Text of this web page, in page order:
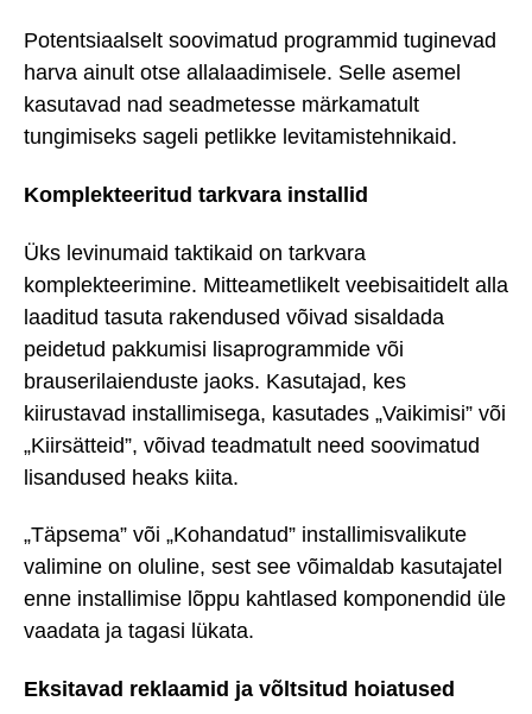
Potentsiaalselt soovimatud programmid tuginevad
harva ainult otse allalaadimisele. Selle asemel
kasutavad nad seadmetesse märkamatult
tungimiseks sageli petlikke levitamistehnikaid.
Komplekteeritud tarkvara installid
Üks levinumaid taktikaid on tarkvara
komplekteerimine. Mitteametlikelt veebisaitidelt alla
laaditud tasuta rakendused võivad sisaldada
peidetud pakkumisi lisaprogrammide või
brauserilaienduste jaoks. Kasutajad, kes
kiirustavad installimisega, kasutades „Vaikimisi” või
„Kiirsätteid”, võivad teadmatult need soovimatud
lisandused heaks kiita.
„Täpsema” või „Kohandatud” installimisvalikute
valimine on oluline, sest see võimaldab kasutajatel
enne installimise lõppu kahtlased komponendid üle
vaadata ja tagasi lükata.
Eksitavad reklaamid ja võltsitud hoiatused